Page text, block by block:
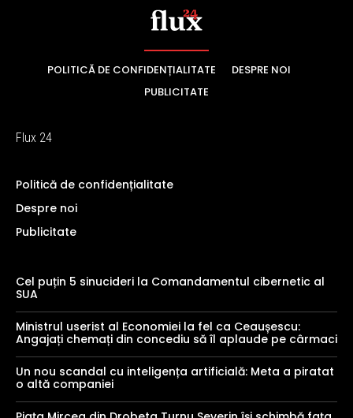
POLITICĂ DE CONFIDENȚIALITATE
DESPRE NOI
PUBLICITATE
Flux 24
Politică de confidențialitate
Despre noi
Publicitate
Cel puțin 5 sinucideri la Comandamentul cibernetic al
SUA
Ministrul userist al Economiei la fel ca Ceaușescu:
Angajați chemați din concediu să îl aplaude pe cârmaci
Un nou scandal cu inteligența artificială: Meta a piratat
o altă companiei